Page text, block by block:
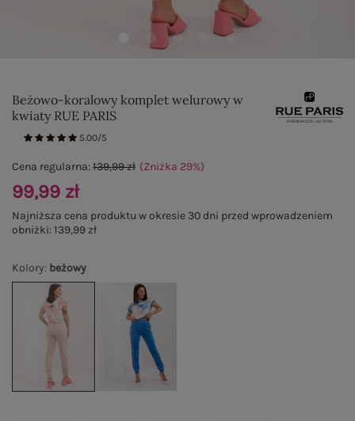
Beżowo-koralowy komplet welurowy w
kwiaty RUE PARIS
5.00/5
Kolory: beżowy
Cena regularna:139,99 zł (Zniżka 29%)
99,99 zł
Najniższa cena produktu w okresie 30 dni przed wprowadzeniem
obniżki:139,99 zł